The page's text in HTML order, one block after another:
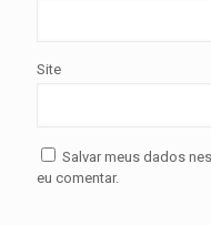
Site
Salvar meus dados
eu comentar.